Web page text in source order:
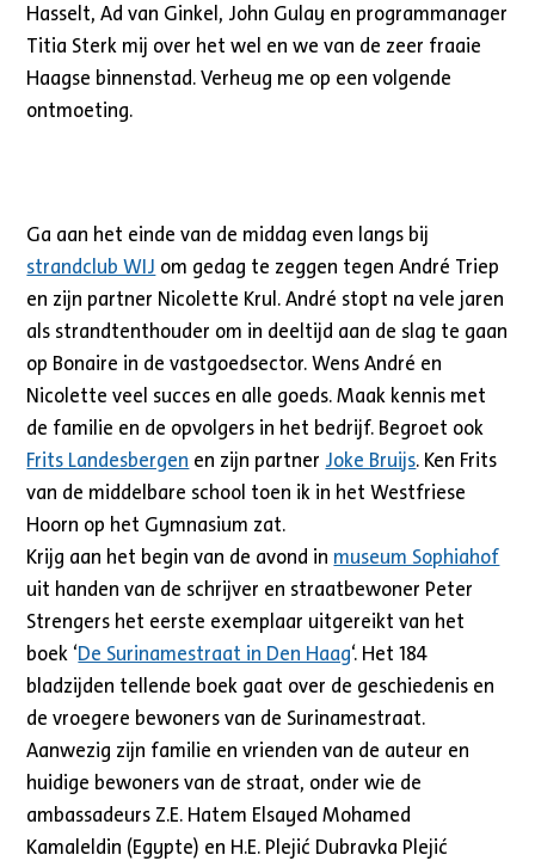
Hasselt, Ad van Ginkel, John Gulay en programmanager
Titia Sterk mij over het wel en we van de zeer fraaie
Haagse binnenstad. Verheug me op een volgende
ontmoeting.
Ga aan het einde van de middag even langs bij
strandclub WIJ om gedag te zeggen tegen André Triep
en zijn partner Nicolette Krul. André stopt na vele jaren
als strandtenthouder om in deeltijd aan de slag te gaan
op Bonaire in de vastgoedsector. Wens André en
Nicolette veel succes en alle goeds. Maak kennis met
de familie en de opvolgers in het bedrijf. Begroet ook
Frits Landesbergen en zijn partner Joke Bruijs. Ken Frits
van de middelbare school toen ik in het Westfriese
Hoorn op het Gymnasium zat.
Krijg aan het begin van de avond in museum Sophiahof
uit handen van de schrijver en straatbewoner Peter
Strengers het eerste exemplaar uitgereikt van het
boek ‘De Surinamestraat in Den Haag‘. Het 184
bladzijden tellende boek gaat over de geschiedenis en
de vroegere bewoners van de Surinamestraat.
Aanwezig zijn familie en vrienden van de auteur en
huidige bewoners van de straat, onder wie de
ambassadeurs Z.E. Hatem Elsayed Mohamed
Kamaleldin (Egypte) en H.E. Plejić Dubravka Plejić